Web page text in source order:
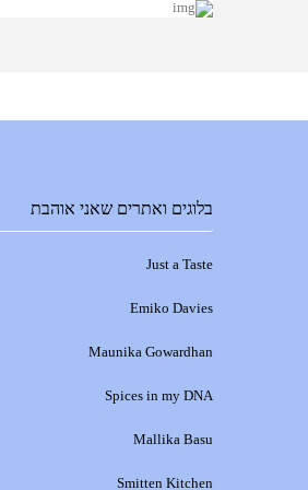
בלוגים ואתרים שאני אוהבת
Just a Taste
Emiko Davies
Maunika Gowardhan
Spices in my DNA
Mallika Basu
Smitten Kitchen